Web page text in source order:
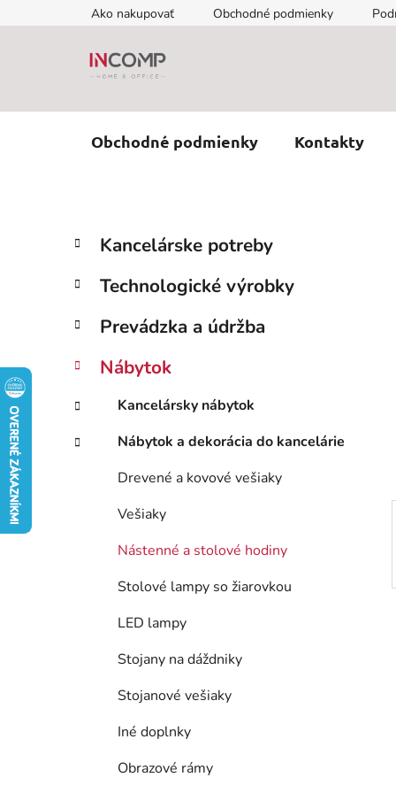
na
Ako nakupovať Obchodné podmienky
Obchodné podmienky Kontakty
B
č
ý
a
n
e
l
Preskočiť
kategórie
K
a
e
ó
i
Kancelárske potreby
Technologické výrobky
Prevádzka a údržba
Nábytok
Kancelársky nábytok
Nábytok a dekorácia do kancelárie
Drevené a kovové vešiaky
Vešiaky
Nástenné a stolové hodiny
Stolové lampy so žiarovkou
LED lampy
Stojany na dáždniky
Stojanové vešiaky
Iné doplnky
Obrazové rámy